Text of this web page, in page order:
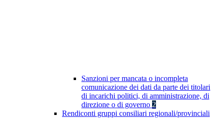
Sanzioni per mancata o incompleta
comunicazione dei dati da parte dei titolari
di incarichi politici, di amministrazione, di
direzione o di governo 2
Rendiconti gruppi consiliari regionali/provinciali